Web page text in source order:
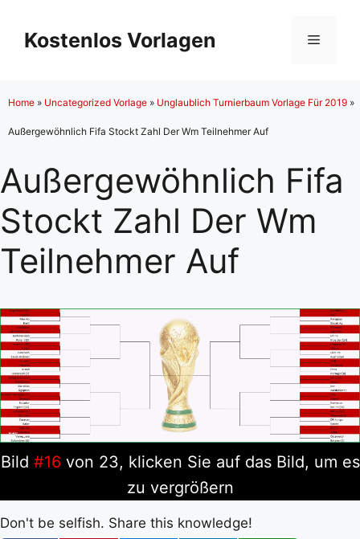
Inhalt
springen
Kostenlos Vorlagen Menü
Home » Uncategorized Vorlage » Unglaublich Turnierbaum Vorlage Für 2019 »
Außergewöhnlich Fifa Stockt Zahl Der Wm Teilnehmer Auf
Außergewöhnlich Fifa
Stockt Zahl Der Wm
Teilnehmer Auf
Bild #16von 23, klicken Sie auf das Bild, um es
zu vergrößern
Don't be selfish. Share this knowledge!